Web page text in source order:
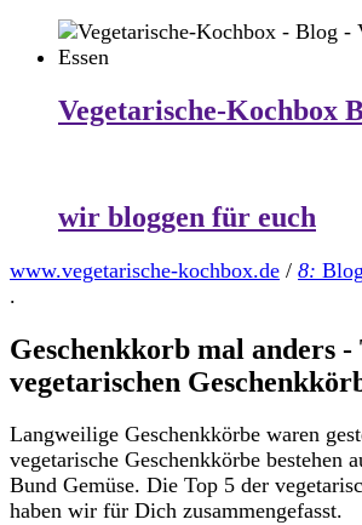
Vegetarische-Kochbox
wir bloggen für euch
www.vegetarische-kochbox.de / 8: Blog
.
Geschenkkorb mal anders -
vegetarischen
Langweilige Geschenkkörbe waren
vegetarische Geschenkkörbe bestehen
Bund Gemüse. Die Top 5 der
haben wir für Dich zusammengefasst.